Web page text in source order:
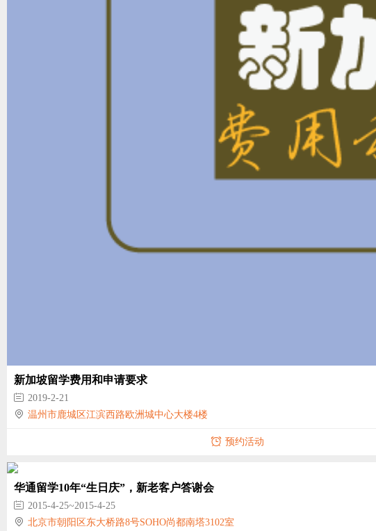
新加坡留学费用和申请要求
2019-2-21
温州市鹿城区江滨西路欧洲城中心大楼4楼
预约活动
华通留学10年“生日庆”，新老客户答谢会
2015-4-25~2015-4-25
北京市朝阳区东大桥路8号SOHO尚都南塔3102室